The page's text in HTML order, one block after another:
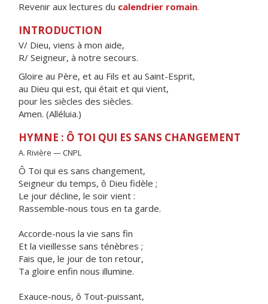
Revenir aux lectures du calendrier romain.
INTRODUCTION
V/ Dieu, viens à mon aide,
R/ Seigneur, à notre secours.
Gloire au Père, et au Fils et au Saint-Esprit,
au Dieu qui est, qui était et qui vient,
pour les siècles des siècles.
Amen. (Alléluia.)
HYMNE : Ô TOI QUI ES SANS CHANGEMENT
A. Rivière — CNPL
Ô Toi qui es sans changement,
Seigneur du temps, ô Dieu fidèle ;
Le jour décline, le soir vient :
Rassemble-nous tous en ta garde.
Accorde-nous la vie sans fin
Et la vieillesse sans ténèbres ;
Fais que, le jour de ton retour,
Ta gloire enfin nous illumine.
Exauce-nous, ô Tout-puissant,